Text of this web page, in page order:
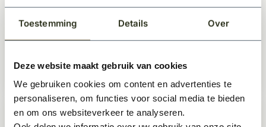
Toestemming Details Over
Deze website maakt gebruik van cookies
We gebruiken cookies om content en advertenties te
personaliseren, om functies voor social media te bieden
en om ons websiteverkeer te analyseren.
Dakpan Wienerberger OH Klassiek
vieilli rood gesmoord per pallet
1.329,-Per stuk
Wienerberger halfronde vorst vario